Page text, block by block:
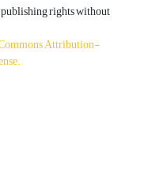
rights without
Attribution-
.